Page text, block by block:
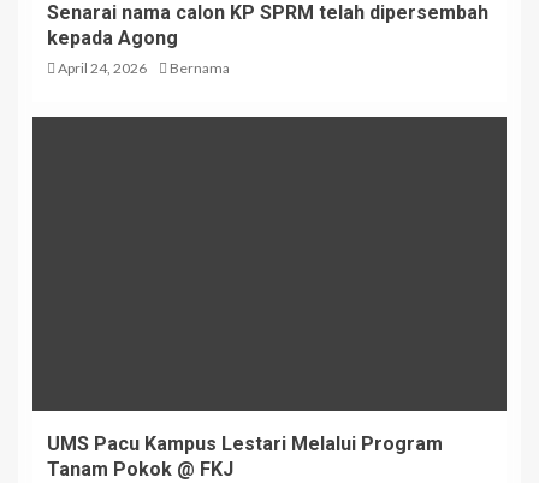
Senarai nama calon KP SPRM telah dipersembah
kepada Agong
April 24, 2026 Bernama
UMS Pacu Kampus Lestari Melalui Program
Tanam Pokok @ FKJ